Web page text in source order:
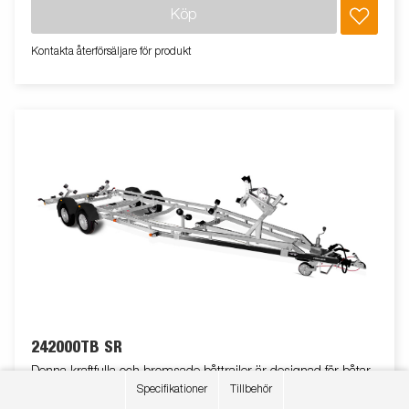
Specifikationer Tillbehör
bilden kan vara extrautrustad.
Köp
Kontakta återförsäljare för produkt
242000TB SR
Denna kraftfulla och bromsade båttrailer är designad för båtar
upp till 24 fot, med fokus på hållbarhet, körkomfort och trygg